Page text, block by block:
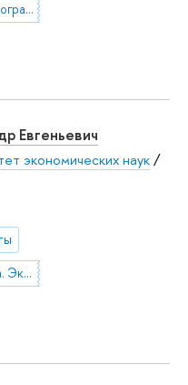
89.57.15 Задачи и программы исследований Земли из космоса
Евгеньевич
экономических наук/
06.00.00 Экономика. Экономические науки